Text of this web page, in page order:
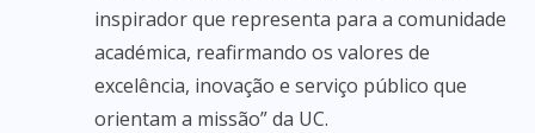
inspirador que representa para a comunidade
académica, reafirmando os valores de
excelência, inovação e serviço público que
orientam a missão” da UC.